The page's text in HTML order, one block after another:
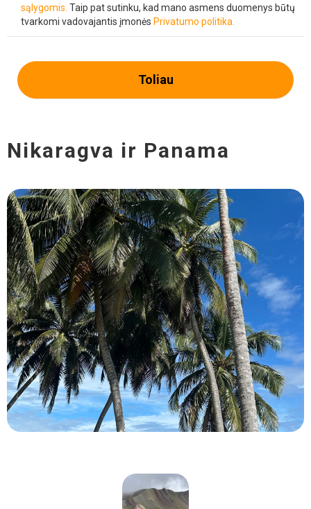
sąlygomis. Taip pat sutinku, kad mano asmens duomenys būtų
tvarkomi vadovajantis įmonės Privatumo politika.
Toliau
Nikaragva ir Panama